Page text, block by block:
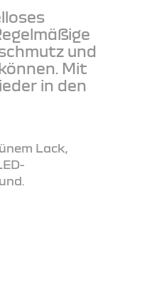
und
Mit
in den